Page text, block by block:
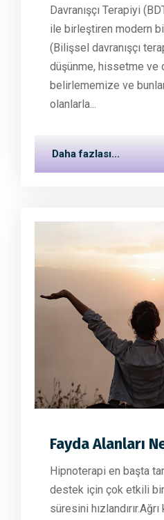
Davranışçı Terapiyi
ile birleştiren modern
(Bilişsel davranışçı
düşünme, hissetme ve
belirlememize ve
olanlarla...
Daha fazlası...
Fayda Alanları
Hipnoterapi en başta
destek için çok etkili
süresini